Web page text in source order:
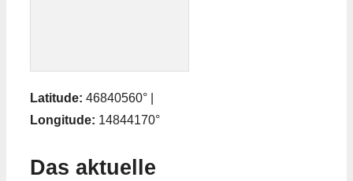
Latitude: 46840560° |
Longitude: 14844170°
Das aktuelle